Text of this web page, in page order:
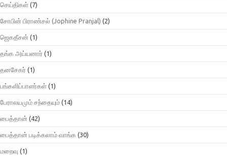
செய்திகள் (7)
சோபின் பிராண்சல் (Jophine Pranjal) (2)
ஜெகதீசன் (1)
தங்க அய்யனார் (1)
தனசேகர் (1)
பங்களிப்பாளர்கள் (1)
பேராலயமும் சந்தையும் (14)
பைத்தான் (42)
பைத்தான் படிக்கலாம் வாங்க (30)
மறைவு (1)